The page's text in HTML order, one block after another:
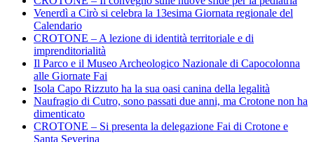
Venerdì a Cirò si celebra la 13esima Giornata regionale del
Calendario
CROTONE – A lezione di identità territoriale e di
imprenditorialità
Il Parco e il Museo Archeologico Nazionale di Capocolonna
alle Giornate Fai
Isola Capo Rizzuto ha la sua oasi canina della legalità
Naufragio di Cutro, sono passati due anni, ma Crotone non ha
dimenticato
CROTONE – Si presenta la delegazione Fai di Crotone e
Santa Severina